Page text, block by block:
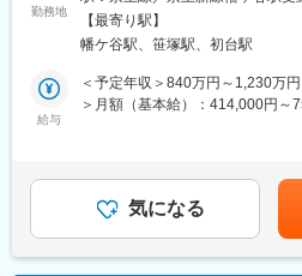
の健康に貢献できる。
スや環境に配慮した設備」を用
携わることができ、自由闊達な
当社の考え方・仕事の進め方に
フォローするメンター・メンテ
会社の風土として対話を重視し
CQOの中長期成長戦略の実行と
CQO方針に基づくこれらの実行
■業務内容：
・グループ製造所の外部（各国
めの実地監査の実施
・国内外上市製品等の初期流動
・グループガイダンス（法的要
勤務地
の範囲：会社の定める事業所
【最寄り駅】
幡ケ谷駅、笹塚駅、初台駅
給与
＜予定年収＞840万円～1,230万
＞月額（基本給）：414,000円～
までも目安の金額であり、選考
す。月給(月額)は固定手当を含め
気になる